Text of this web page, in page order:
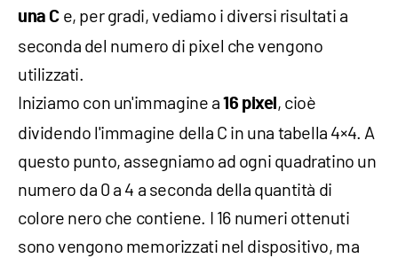
una C e, per gradi, vediamo i diversi risultati a
seconda del numero di pixel che vengono
utilizzati.
Iniziamo con un'immagine a16 pixel , cioè
dividendo l'immagine della C in una tabella 4×4. A
questo punto, assegniamo ad ogni quadratino un
numero da 0 a 4 a seconda della quantità di
colore nero che contiene. I 16 numeri ottenuti
sono vengono memorizzati nel dispositivo, ma